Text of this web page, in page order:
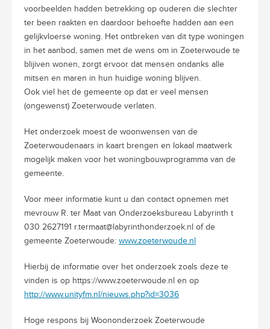
voorbeelden hadden betrekking op ouderen die slechter
ter been raakten en daardoor behoefte hadden aan een
gelijkvloerse woning. Het ontbreken van dit type woningen
in het aanbod, samen met de wens om in Zoeterwoude te
blijiven wonen, zorgt ervoor dat mensen ondanks alle
mitsen en maren in hun huidige woning blijven.
Ook viel het de gemeente op dat er veel mensen
(ongewenst) Zoeterwoude verlaten.
Het onderzoek moest de woonwensen van de
Zoeterwoudenaars in kaart brengen en lokaal maatwerk
mogelijk maken voor het woningbouwprogramma van de
gemeente.
Voor meer informatie kunt u dan contact opnemen met
mevrouw R. ter Maat van Onderzoeksbureau Labyrinth t
030 2627191 r.termaat@labyrinthonderzoek.nl of de
gemeente Zoeterwoude: www.zoeterwoude.nl
Hierbij de informatie over het onderzoek zoals deze te
vinden is op https://www.zoeterwoude.nl en op
http://www.unityfm.nl/nieuws.php?id=3036
Hoge respons bij Woononderzoek Zoeterwoude